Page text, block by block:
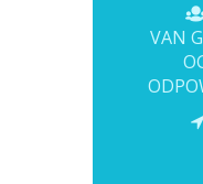
VAN